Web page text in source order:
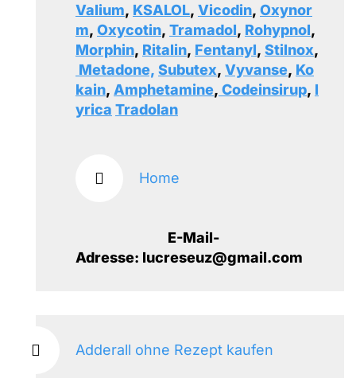
Valium, KSALOL, Vicodin, Oxynor
m, Oxycotin, Tramadol, Rohypnol,
Morphin, Ritalin, Fentanyl, Stilnox,
Metadone, Subutex, Vyvanse, Ko
kain, Amphetamine, Codeinsirup, l
yrica Tradolan
Home
E-Mail-
Adresse: lucreseuz@gmail.com
Adderall ohne Rezept kaufen